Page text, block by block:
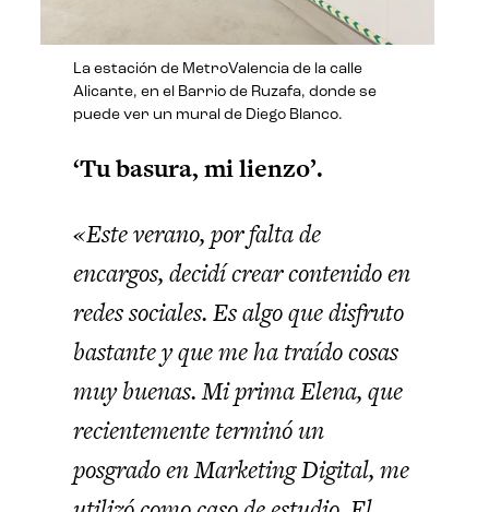
La estación de MetroValencia de la calle
Alicante, en el Barrio de Ruzafa, donde se
puede ver un mural de Diego Blanco.
‘Tu basura, mi lienzo’.
«Este verano, por falta de
encargos, decidí crear contenido en
redes sociales. Es algo que disfruto
bastante y que me ha traído cosas
muy buenas. Mi prima Elena, que
recientemente terminó un
posgrado en Marketing Digital, me